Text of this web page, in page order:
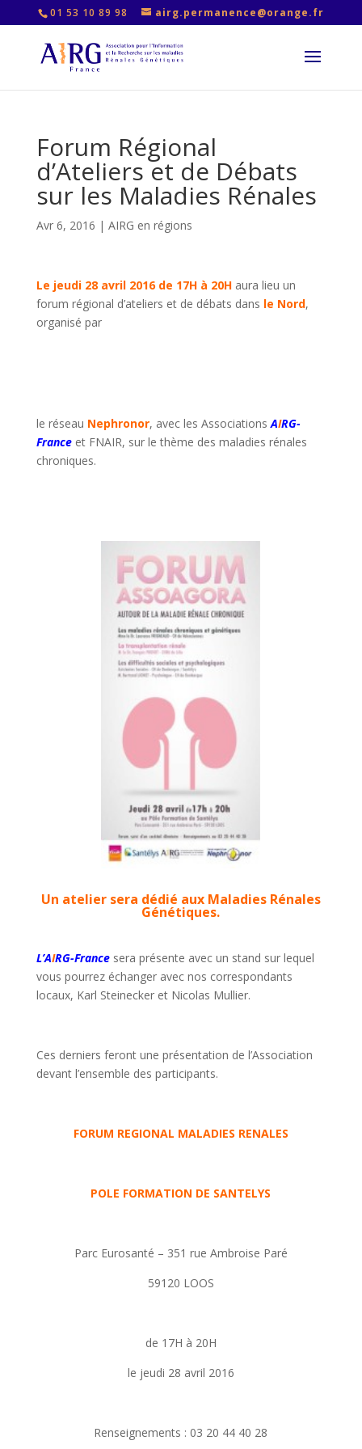
01 53 10 89 98 airg.permanence@orange.fr
Forum Régional
d’Ateliers et de Débats
sur les Maladies Rénales
Avr 6, 2016 | AIRG en régions
Le jeudi 28 avril 2016 de 17H à 20Haura lieu un
forum régional d’ateliers et de débats dans le Nord,
organisé par
le réseau Nephronor, avec les AssociationsAIRG-
France et FNAIR, sur le thème des maladies rénales
chroniques.
Un atelier sera dédié aux Maladies Rénales
Génétiques.
L’AIRG-France sera présente avec un stand sur lequel
vous pourrez échanger avec nos correspondants
locaux, Karl Steinecker et Nicolas Mullier.
Ces derniers feront une présentation de l’Association
devant l’ensemble des participants.
FORUM REGIONAL MALADIES RENALES
POLE FORMATION DE SANTELYS
Parc Eurosanté – 351 rue Ambroise Paré
59120 LOOS
de 17H à 20H
le jeudi 28 avril 2016
Renseignements : 03 20 44 40 28